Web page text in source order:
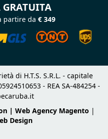
GRATUITA
partire da € 349
di H.T.S. S.R.L. - capitale
- REA SA-484254 -
| Web Agency Magento |
Design